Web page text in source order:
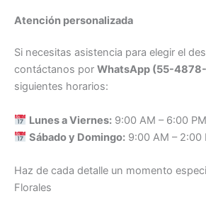
Atención personalizada
Si necesitas asistencia para elegir el
contáctanos por WhatsApp (55-
siguientes horarios:
Lunes a Viernes:9:00 AM – 6:00 PM
Sábado y Domingo:9:00 AM – 2:00
Haz de cada detalle un momento
Florales